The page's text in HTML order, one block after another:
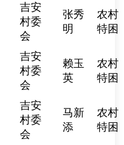
吉安
村委
会
张秀
明
农村
特困
吉安
村委
会
赖玉
英
农村
特困
吉安
村委
会
马新
添
农村
特困